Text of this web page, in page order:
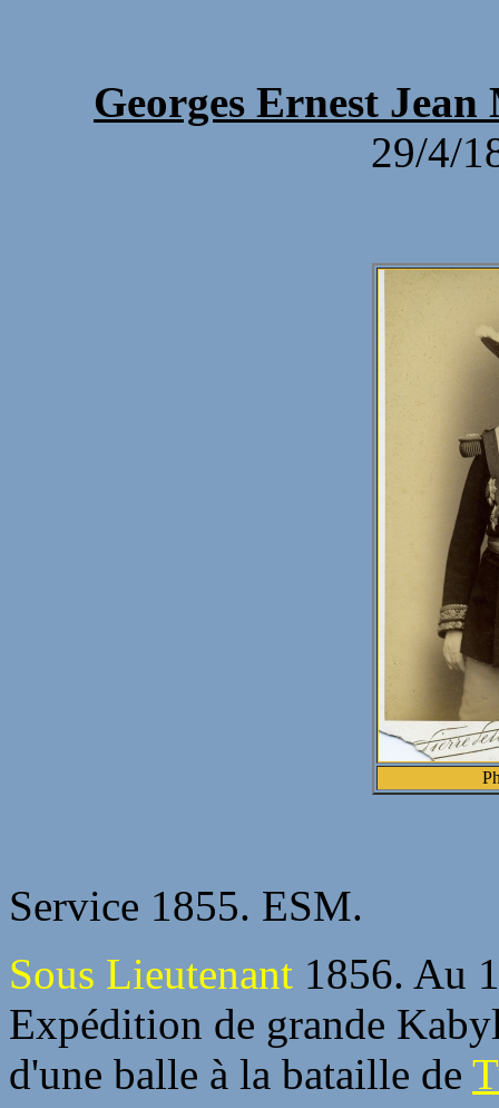
Georges Ernest
29/4/
Service 1855. ESM.
Sous Lieutenant 1856. Au
Expédition de grande
d'une balle à la bataille de